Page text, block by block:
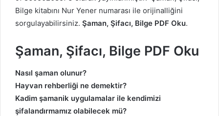
Bilge kitabını Nur Yener numarası ile orijinalliğini
sorgulayabilirsiniz. Şaman, Şifacı, Bilge PDF Oku.
Şaman, Şifacı, Bilge PDF Oku
Nasıl şaman olunur?
Hayvan rehberliği ne demektir?
Kadim şamanik uygulamalar ile kendimizi
şifalandırmamız olabilecek mü?